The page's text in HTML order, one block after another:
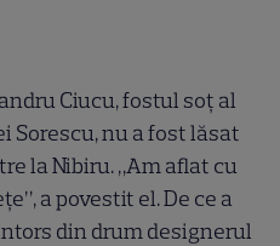
Ciucu, fostul soț al
Sorescu, nu a fost lăsat
la Nibiru. „Am aflat cu
a povestit el. De ce a
din drum designerul